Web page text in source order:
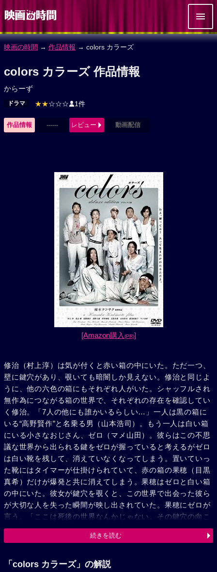
映画の時間 → 作品情報 → colors カラーズ
colors カラーズ 作品情報
からーず
ドラマ ★★☆☆☆ 1件
作品情報 ------ レビュー 動画配信
[Amazon購入 (PR)]
修治（村上淳）は気が付くと赤い箱の中にいた。ただ一つ、
壁に鍵穴があり、覗いても暗闇しか見えない。修治と同じよ
うに、他の六色の箱にもそれぞれ人がいた。シャッフルされ
無作為につながる箱の世界で、それぞれの存在を確認してい
く修治。「7人の他にも誰かいるらしい…」一人は黒の箱に
いる“高野賢作”と名乗る男（山本浩司）。もう一人は白い箱
にいる小さなおじさん、ゼロ（マメ山田）。彼らはこの不思
議な世界から出られる鍵をゼロが握っていると考えるがゼロ
は白い靴を残して、消えていなくなってしまう。置いていっ
た靴にはタイマーが仕掛けられていて、赤の箱の果穂（目黒
真希）だけが爆発と共に消えてしまう。果穂はゼロと白い箱
の中にいた。彼女が鍵穴を覗くと、この世界で出会った彼ら
が大切な人を失った瞬間が映し出されていた。果穂にゼロが
言う。「ここは死後の世界なんかじゃない。その鍵穴の向こ
うにある隙間が新しい世界になるかは君次第」。修治たち
も、ここが死後の世界ではないことに気付いていく。「俺た
なかったからだ」彼らは、この箱から出て行こうとする。大
続きを読む
「colors カラーズ」の解説